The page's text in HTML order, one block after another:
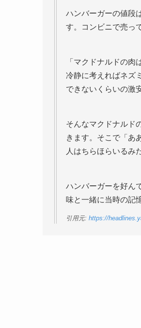
ハンバーガーの値段
す。コンビニで売っ
「マクドナルドの
冷静に考えればネズ
できないくらいの激
そんなマクドナル
きます。そこで「あ
人はちらほらいるみ
ハンバーガーを好ん
味と一緒に当時の記
引用元: https://